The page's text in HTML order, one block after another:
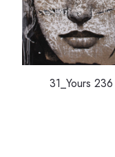
31_Yours 236